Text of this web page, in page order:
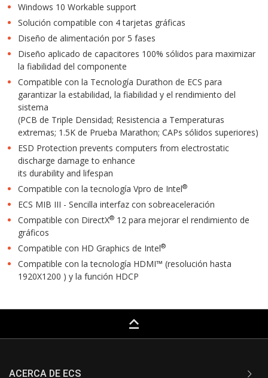
Windows 10 Workable support
Solución compatible con 4 tarjetas gráficas
Diseño de alimentación por 5 fases
Diseño aplicado de capacitores 100% sólidos para maximizar
la fiabilidad del componente
Compatible con la Tecnología Durathon de ECS para
garantizar la estabilidad, la fiabilidad y el rendimiento del
sistema
(PCB de Triple Densidad; Resistencia a Temperaturas
extremas; 1.5K de Prueba Marathon; CAPs sólidos superiores)
ESD Protection prevents computers from electrostatic
discharge damage to enhance
its durability and lifespan
Compatible con la tecnología Vpro de Intel®
ECS MIB III - Sencilla interfaz con sobreaceleración
Compatible con DirectX® 12 para mejorar el rendimiento de
gráficos
Compatible con HD Graphics de Intel®
Compatible con la tecnología HDMI™ (resolución hasta
1920X1200 ) y la función HDCP
keyboard_capslock
ACERCA DE ECS